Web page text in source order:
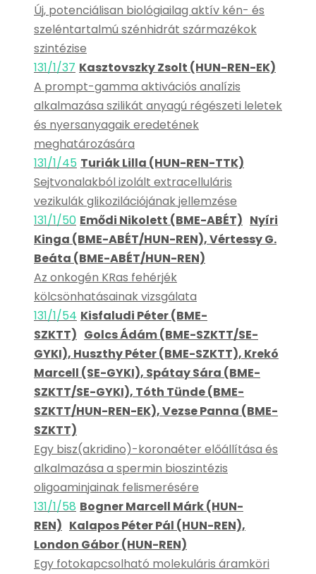
Új, potenciálisan biológiailag aktív kén- és
szeléntartalmú szénhidrát származékok
szintézise
131/1/37 Kasztovszky Zsolt (HUN-REN-EK)
A prompt-gamma aktivációs analízis
alkalmazása szilikát anyagú régészeti leletek
és nyersanyagaik eredetének
meghatározására
131/1/45 Turiák Lilla (HUN-REN-TTK)
Sejtvonalakból izolált extracelluláris
vezikulák glikozilációjának jellemzése
131/1/50 Emődi Nikolett (BME-ABÉT) Nyíri
Kinga (BME-ABÉT/HUN-REN), Vértessy G.
Beáta (BME-ABÉT/HUN-REN)
Az onkogén KRas fehérjék
kölcsönhatásainak vizsgálata
131/1/54 Kisfaludi Péter (BME-
SZKTT) Golcs Ádám (BME-SZKTT/SE-
GYKI), Huszthy Péter (BME-SZKTT), Krekó
Marcell (SE-GYKI), Spátay Sára (BME-
SZKTT/SE-GYKI), Tóth Tünde (BME-
SZKTT/HUN-REN-EK), Vezse Panna (BME-
SZKTT)
Egy bisz(akridino)-koronaéter előállítása és
alkalmazása a spermin bioszintézis
oligoaminjainak felismerésére
131/1/58 Bogner Marcell Márk (HUN-
REN) Kalapos Péter Pál (HUN-REN),
London Gábor (HUN-REN)
Egy fotokapcsolható molekuláris áramköri